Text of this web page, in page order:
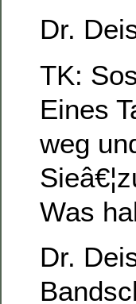
Dr.
TK:
Eines
weg
Was
Dr.